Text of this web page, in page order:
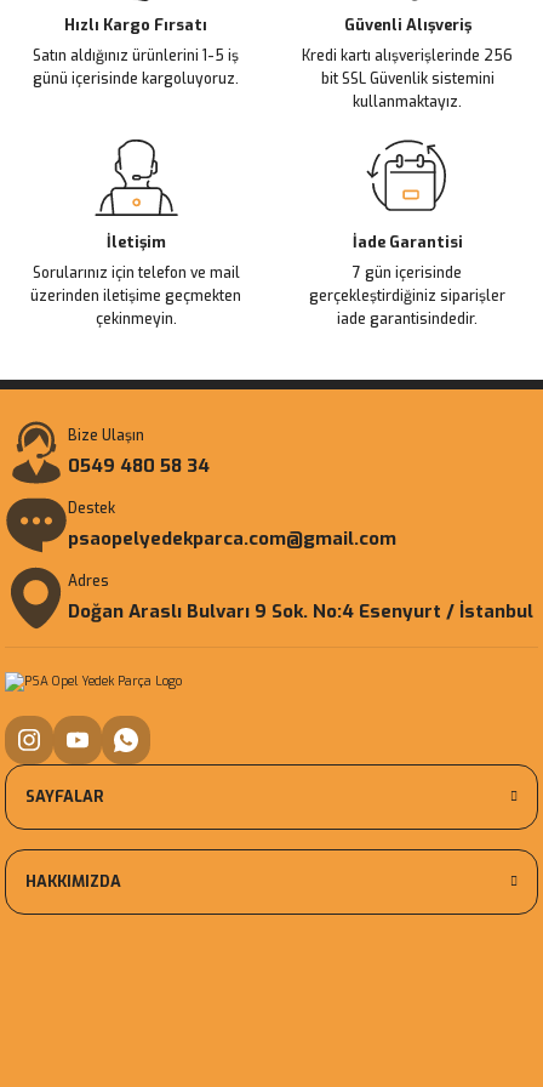
Ürün fiyatı diğer sitelerden daha pahalı.
Bu ürüne benzer farklı alternatifler olmalı.
Hızlı Kargo Fırsatı
Satın aldığınız ürünlerini 1-5 iş
günü içerisinde kargoluyoruz.
Güvenli Alışveriş
Kredi kartı alışverişlerinde 256
bit SSL Güvenlik sistemini
kullanmaktayız.
İletişim
Sorularınız için telefon ve mail
üzerinden iletişime geçmekten
çekinmeyin.
İade Garantisi
7 gün içerisinde
gerçekleştirdiğiniz siparişler
iade garantisindedir.
Bize Ulaşın
0549 480 58 34
Destek
psaopelyedekparca.com@gmail.com
Adres
Doğan Araslı Bulvarı 9 Sok. No:4 Esenyurt / İstanbul
SAYFALAR
HAKKIMIZDA